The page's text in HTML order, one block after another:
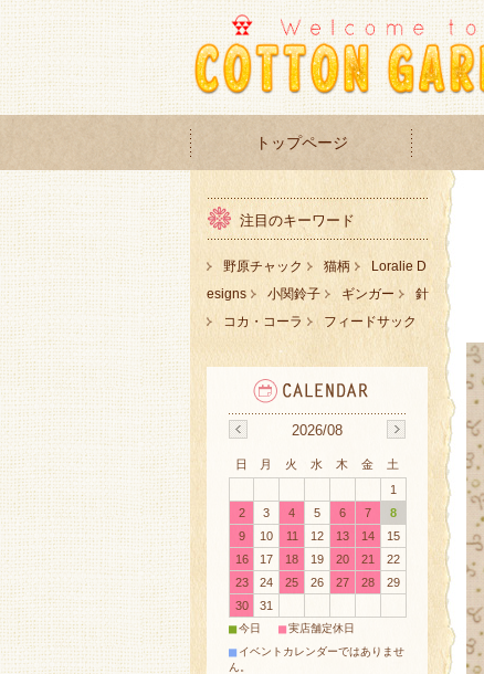
トップページ
注目のキーワード
野原チャック 猫柄
Loralie D
esigns
小関鈴子 ギンガー
針
コカ・コーラ
フィードサック
2026/08
日 月 火 水 木 金
土
1
2
3 4 5 6 7
8
9
10 11 12 13 14
15
16
17 18 19 20 21
22
23
24 25 26 27 28
29
30
31
■今日 ■実店舗定休日
■ イベントカレンダーではありませ
ん。